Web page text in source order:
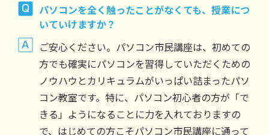
パソコンを全く触ったことがなくても、授業につ
いていけますか？
ご安心ください。パソコン市民講座は、初めての
方でも確実にパソコンを習得していただくための
ノウハウとカリキュラムがいっぱい詰まったパソ
コン教室です。特に、パソコン初心者の方が「で
きる」ようになることに力を入れておりますの
で、はじめての方こそパソコン市民講座に通って